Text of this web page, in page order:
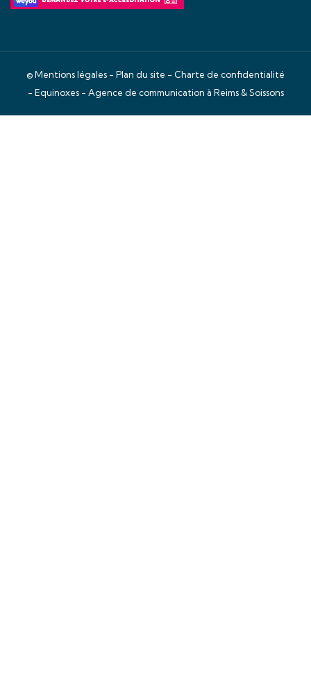
©Mentions légales - Plan du site - Charte de confidentialité
- Equinoxes - Agence de communication à Reims & Soissons